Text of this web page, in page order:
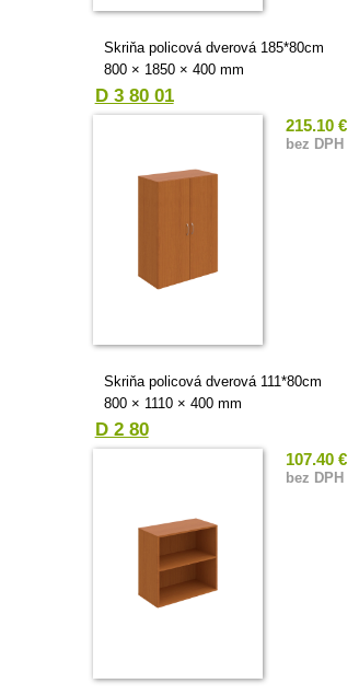
Skriňa policová dverová 185*80cm
800 × 1850 × 400 mm
D 3 80 01
215.10 €
bez DPH
Skriňa policová dverová 111*80cm
800 × 1110 × 400 mm
D 2 80
107.40 €
bez DPH